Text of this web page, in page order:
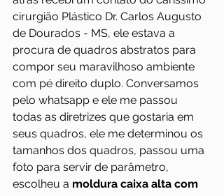
cirurgião Plástico Dr. Carlos Augusto
de Dourados - MS, ele estava a
procura de quadros abstratos para
compor seu maravilhoso ambiente
com pé direito duplo. Conversamos
pelo whatsapp e ele me passou
todas as diretrizes que gostaria em
seus quadros, ele me determinou os
tamanhos dos quadros, passou uma
foto para servir de parâmetro,
escolheu a moldura caixa alta com